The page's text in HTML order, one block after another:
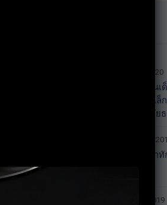
13 January 2020
มอบของขวัญวันเ
ศูนย์พัฒนาเด็กเล็
เกาะเทโพ จ.อุทัย
20 December
การอบรมพัฒนาทั
30 October 2019